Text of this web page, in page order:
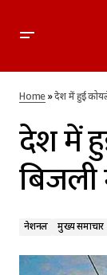
देश में हुई
Home»देश में हुई
देश में
बिजली
नेशनल मुख्य समाचार